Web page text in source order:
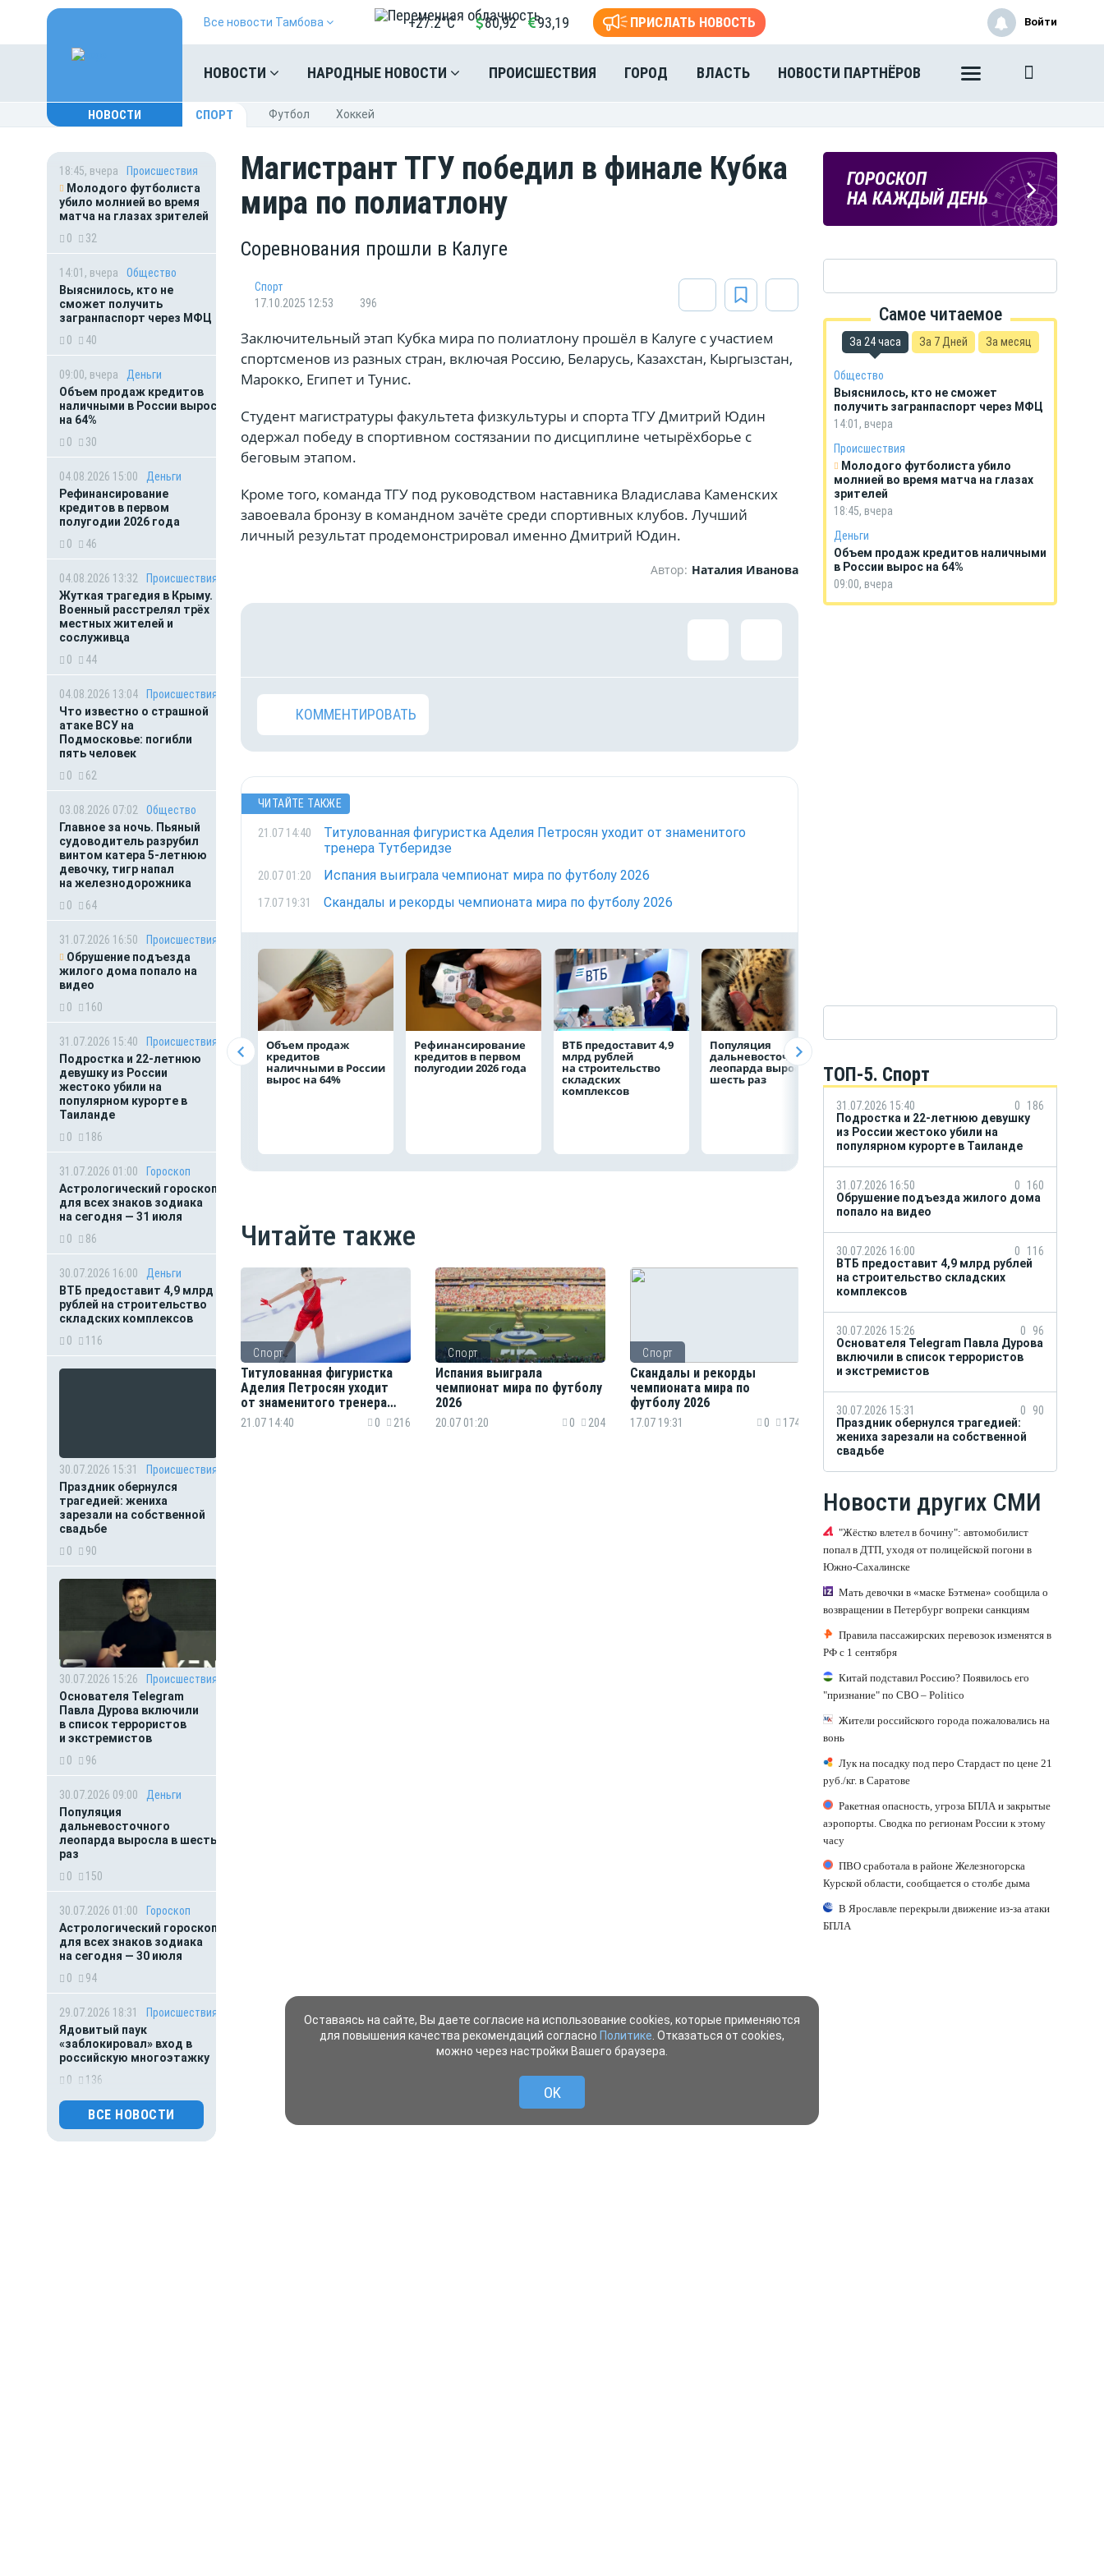
Все новости Тамбова +27.2°C 80,92 93,19 ПРИСЛАТЬ НОВОСТЬ
НОВОСТИ НАРОДНЫЕ НОВОСТИ ПРОИСШЕСТВИЯ ГОРОД ВЛАСТЬ НОВОСТИ ПАРТНЁРОВ
Войти
НОВОСТИ СПОРТ Футбол Хоккей
18:45, вчера
Происшествия
Молодого футболиста
убило молнией во время
матча на глазах зрителей
0
32
14:01, вчера
Общество
Выяснилось, кто не
сможет получить
загранпаспорт через МФЦ
0
40
09:00, вчера
Деньги
Объем продаж кредитов
наличными в России вырос
на 64%
0
30
04.08.2026 15:00
Деньги
Рефинансирование
кредитов в первом
полугодии 2026 года
0
46
04.08.2026 13:32
Происшествия
Жуткая трагедия в Крыму.
Военный расстрелял трёх
местных жителей и
сослуживца
0
44
04.08.2026 13:04
Происшествия
Что известно о страшной
атаке ВСУ на
Подмосковье: погибли
пять человек
0
62
03.08.2026 07:02
Общество
Главное за ночь. Пьяный
судоводитель разрубил
винтом катера 5-летнюю
девочку, тигр напал
на железнодорожника
0
64
31.07.2026 16:50
Происшествия
Обрушение подъезда
жилого дома попало на
видео
0
160
31.07.2026 15:40
Происшествия
Подростка и 22-летнюю
девушку из России
жестоко убили на
популярном курорте в
Таиланде
0
186
31.07.2026 01:00
Гороскоп
Астрологический гороскоп
для всех знаков зодиака
на сегодня — 31 июля
0
86
30.07.2026 16:00
Деньги
ВТБ предоставит 4,9 млрд
рублей на строительство
складских комплексов
0
116
30.07.2026 15:31
Происшествия
Праздник обернулся
трагедией: жениха
зарезали на собственной
свадьбе
0
90
30.07.2026 15:26
Происшествия
Основателя Telegram
Павла Дурова включили
в список террористов
и экстремистов
0
96
30.07.2026 09:00
Деньги
Популяция
дальневосточного
леопарда выросла в шесть
раз
0
150
30.07.2026 01:00
Гороскоп
Астрологический гороскоп
для всех знаков зодиака
на сегодня — 30 июля
0
94
29.07.2026 18:31
Происшествия
Ядовитый паук
«заблокировал» вход в
российскую многоэтажку
0
136
29.07.2026 18:15
Власть
Медведев высказался
по поводу сообщений
ВСЕ НОВОСТИ
Магистрант ТГУ победил в финале Кубка
мира по полиатлону
Соревнования прошли в Калуге
Спорт
17.10.2025 12:53
396
Заключительный этап Кубка мира по полиатлону прошёл в Калуге с участием
спортсменов из разных стран, включая Россию, Беларусь, Казахстан, Кыргызстан,
Марокко, Египет и Тунис.
Студент магистратуры факультета физкультуры и спорта ТГУ Дмитрий Юдин
одержал победу в спортивном состязании по дисциплине четырёхборье с
беговым этапом.
Кроме того, команда ТГУ под руководством наставника Владислава Каменских
завоевала бронзу в командном зачёте среди спортивных клубов. Лучший
личный результат продемонстрировал именно Дмитрий Юдин.
Автор: Наталия Иванова
КОММЕНТИРОВАТЬ
ЧИТАЙТЕ ТАКЖЕ
21.07 14:40
Титулованная фигуристка Аделия Петросян уходит от знаменитого
тренера Тутберидзе
20.07 01:20 Испания выиграла чемпионат мира по футболу 2026
17.07 19:31 Скандалы и рекорды чемпионата мира по футболу 2026
Объем продаж
кредитов
наличными в России
вырос на 64%
Рефинансирование
кредитов в первом
полугодии 2026 года
ВТБ предоставит 4,9
млрд рублей
на строительство
складских
комплексов
Популяция
дальневосточного
леопарда выросла в
шесть раз
ВТБ скорректировал
й прогноз на 2026 год
Прогноз выплат
полугодие
Читайте также
Спорт
Титулованная фигуристка
Аделия Петросян уходит
от знаменитого тренера
Тутберидзе
21.07 14:40 0 216
Спорт
Испания выиграла
чемпионат мира по футболу
2026
20.07 01:20 0 204
Спорт
Скандалы и рекорды
чемпионата мира по
футболу 2026
17.07 19:31 0 174
ПОГОДА
В ТАМБОВЕ
ГОРОСКОП
НА КАЖДЫЙ ДЕНЬ
Самое читаемое
За 24 часа За 7 Дней За месяц
Общество
Выяснилось, кто не сможет
получить загранпаспорт через МФЦ
14:01, вчера
Происшествия
Молодого футболиста убило
молнией во время матча на глазах
зрителей
18:45, вчера
Деньги
Объем продаж кредитов наличными
в России вырос на 64%
09:00, вчера
ТОП-5. Спорт
31.07.2026 15:40 0
186
Подростка и 22-летнюю девушку
из России жестоко убили на
популярном курорте в Таиланде
31.07.2026 16:50 0
160
Обрушение подъезда жилого дома
попало на видео
30.07.2026 16:00 0
116
ВТБ предоставит 4,9 млрд рублей
на строительство складских
комплексов
30.07.2026 15:26 0
96
Основателя Telegram Павла Дурова
включили в список террористов
и экстремистов
30.07.2026 15:31 0
90
Праздник обернулся трагедией:
жениха зарезали на собственной
свадьбе
Новости других СМИ
"Жёстко влетел в бочину": автомобилист
попал в ДТП, уходя от полицейской погони в
Южно-Сахалинске
Мать девочки в «маске Бэтмена» сообщила о
возвращении в Петербург вопреки санкциям
Правила пассажирских перевозок изменятся в
РФ с 1 сентября
Китай подставил Россию? Появилось его
"признание" по СВО – Politico
Жители российского города пожаловались на
вонь
Лук на посадку под перо Стардаст по цене 21
руб./кг. в Саратове
Ракетная опасность, угроза БПЛА и закрытые
аэропорты. Сводка по регионам России к этому
часу
ПВО сработала в районе Железногорска
Курской области, сообщается о столбе дыма
В Ярославле перекрыли движение из-за атаки
БПЛА
Оставаясь на сайте, Вы даете согласие на использование cookies, которые применяются
для повышения качества рекомендаций согласно Политике . Отказаться от cookies,
можно через настройки Вашего браузера.
OK